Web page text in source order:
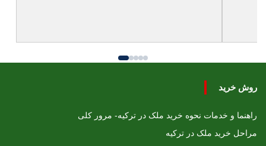
روش خرید
راهنما و خدمات نحوه خرید ملک در ترکیه- مرور کلی
مراحل خرید ملک در ترکیه